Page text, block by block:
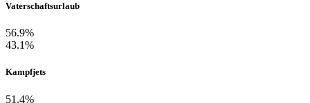
Vaterschaftsurlaub
56.9%
43.1%
Kampfjets
51.4%